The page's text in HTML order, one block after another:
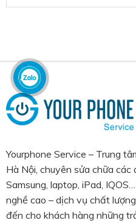
Yourphone Service – Trung
Hà Nội, chuyên sửa chữa các
Samsung, laptop, iPad,
nghề cao – dịch vụ chất
đến cho khách hàng những